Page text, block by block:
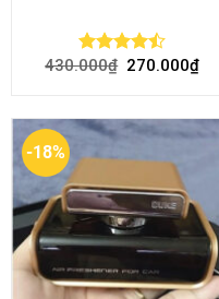
Rated
430.000₫ 270.000₫
-18%